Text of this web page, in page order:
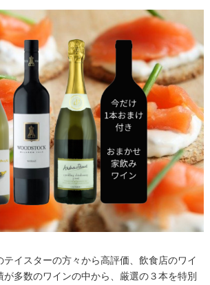
イスターの方々から高評価、飲食店のワイ
が多数のワインの中から、厳選の３本を特別